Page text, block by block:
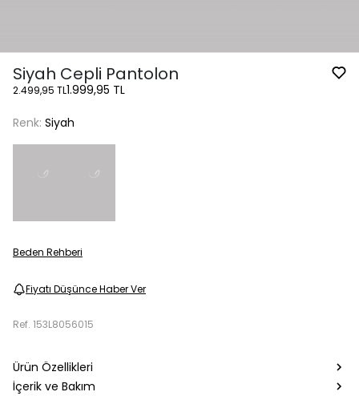
Siyah Cepli Pantolon
2.499,95 TL1.999,95 TL
Renk: Siyah
Beden Rehberi
Fiyatı Düşünce Haber Ver
Ref. 153L8056015
Ürün Özellikleri
İçerik ve Bakım